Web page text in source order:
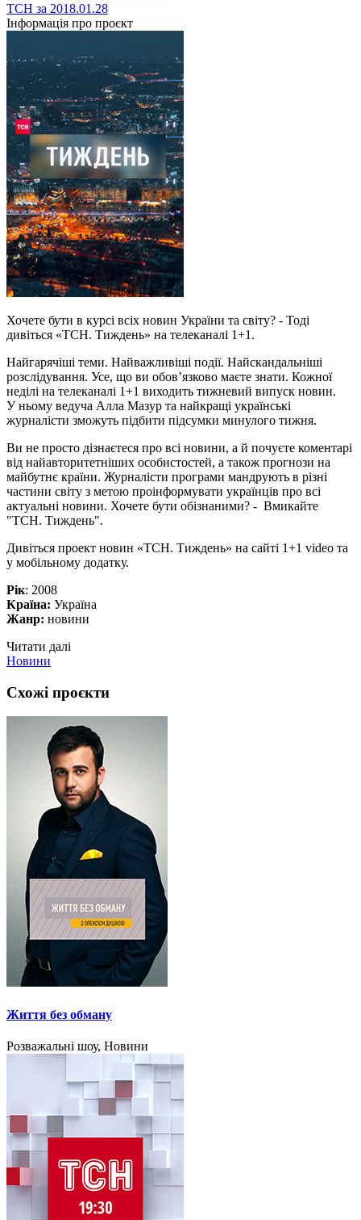
ТСН за 2018.01.28
Інформація про проєкт
Хочете бути в курсі всіх новин України та світу? - Тоді
дивіться «ТСН. Тиждень» на телеканалі 1+1.
Найгарячіші теми. Найважливіші події. Найскандальніші
розслідування. Усе, що ви обов’язково маєте знати. Кожної
неділі на телеканалі 1+1 виходить тижневий випуск новин.
У ньому ведуча Алла Мазур та найкращі українські
журналісти зможуть підбити підсумки минулого тижня.
Ви не просто дізнаєтеся про всі новини, а й почуєте коментарі
від найавторитетніших особистостей, а також прогнози на
майбутнє країни. Журналісти програми мандрують в різні
частини світу з метою проінформувати українців про всі
актуальні новини. Хочете бути обізнаними? - Вмикайте
"ТСН. Тиждень".
Дивіться проект новин «ТСН. Тиждень» на сайті 1+1 video та
у мобільному додатку.
Рік: 2008
Країна: Україна
Жанр: новини
Читати далі
Новини
Схожі проєкти
Життя без обману
Розважальні шоу, Новини